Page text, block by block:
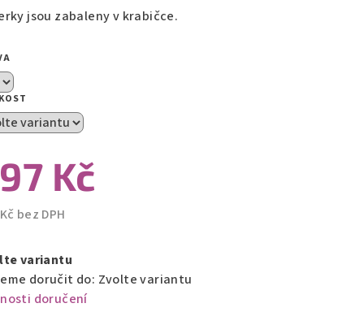
jsou zabaleny v krabičce.
Kč
bez DPH
variantu
doručit do: Zvolte variantu
doručení